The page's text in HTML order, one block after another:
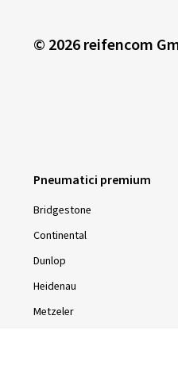
© 2026 reifencom
Pneumatici premium
Bridgestone
Continental
Dunlop
Heidenau
Metzeler